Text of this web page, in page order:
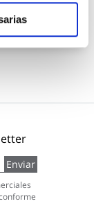
Enviar